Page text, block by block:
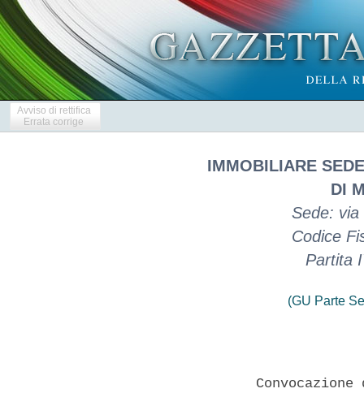
Avviso di rettifica
Errata corrige
IMMOBILIARE
DI
Sede:
Codice
Partita
(GU Parte